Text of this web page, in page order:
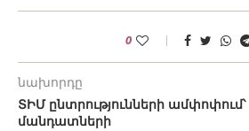
0
նախորդը
ՏԻՄ ընտրությունների
մանդատների